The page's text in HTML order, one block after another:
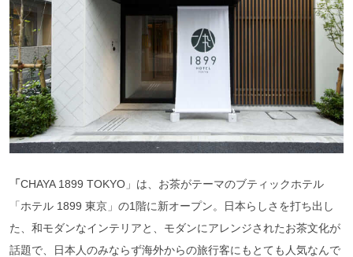
「CHAYA 1899 TOKYO」は、お茶がテーマのブティックホテル
「ホテル 1899 東京」の1階に新オープン。日本らしさを打ち出し
た、和モダンなインテリアと、モダンにアレンジされたお茶文化が
話題で、日本人のみならず海外からの旅行客にもとても人気なんで